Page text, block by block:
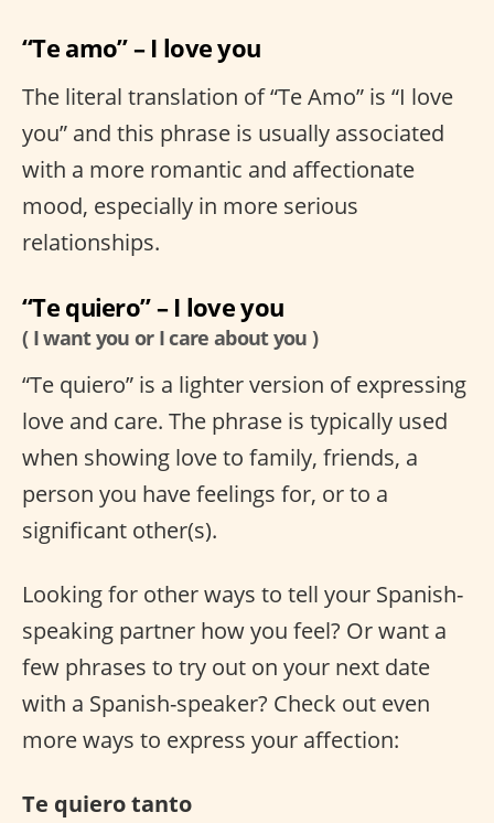
“Te amo” – I love you
The literal translation of “Te Amo” is “I love
you” and this phrase is usually associated
with a more romantic and affectionate
mood, especially in more serious
relationships.
“Te quiero” – I love you
( I want you or I care about you )
“Te quiero” is a lighter version of expressing
love and care. The phrase is typically used
when showing love to family, friends, a
person you have feelings for, or to a
significant other(s).
Looking for other ways to tell your Spanish-
speaking partner how you feel? Or want a
few phrases to try out on your next date
with a Spanish-speaker? Check out even
more ways to express your affection:
Te quiero tanto